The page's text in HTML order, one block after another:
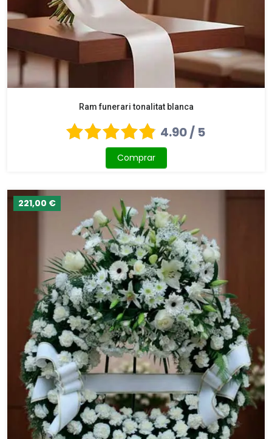
Ram funerari tonalitat blanca
4.90 / 5
Comprar
221,00 €